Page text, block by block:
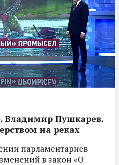
Владимир Пушкарев.
на реках
парламентариев
в закон «О